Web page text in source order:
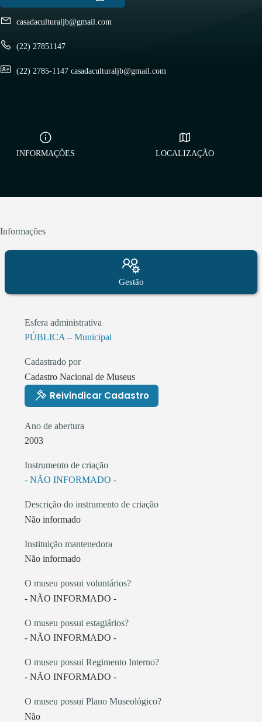
casadaculturaljb@gmail.com
(22) 27851147
(22) 2785-1147 casadaculturaljb@gmail.com
INFORMAÇÕES LOCALIZAÇÃO
Informações
Gestão
Esfera administrativa
PÚBLICA – Municipal
Cadastrado por
Cadastro Nacional de Museus
Reivindicar Cadastro
Ano de abertura
2003
Instrumento de criação
- NÃO INFORMADO -
Descrição do instrumento de criação
Não informado
Instituição mantenedora
Não informado
O museu possui voluntários?
- NÃO INFORMADO -
O museu possui estagiários?
- NÃO INFORMADO -
O museu possui Regimento Interno?
- NÃO INFORMADO -
O museu possui Plano Museológico?
Não